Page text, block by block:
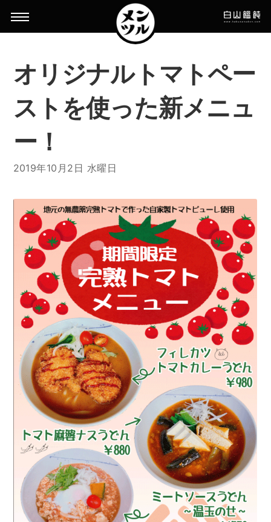
オリジナルトマトペー
ストを使った新メニュ
ー！
2019年10月2日 水曜日